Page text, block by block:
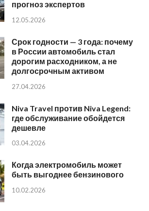
прогноз экспертов
12.05.2026
Срок годности — 3 года: почему
в России автомобиль стал
дорогим расходником, а не
долгосрочным активом
27.04.2026
Niva Travel против Niva Legend:
где обслуживание обойдется
дешевле
03.04.2026
Когда электромобиль может
быть выгоднее бензинового
10.02.2026